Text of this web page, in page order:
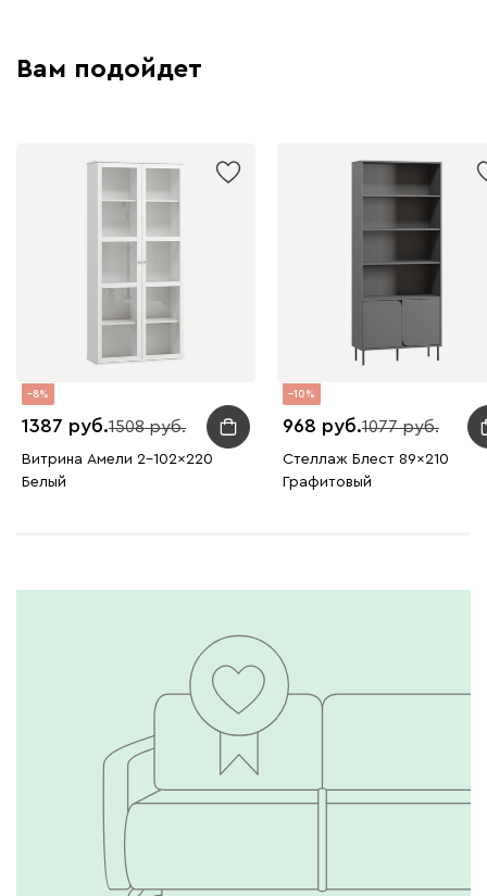
Вам подойдет
8
1387 1508
Витрина Амели 2-102x220
Белый
10
968 1077
Стеллаж Блест 89x210
Графитовый